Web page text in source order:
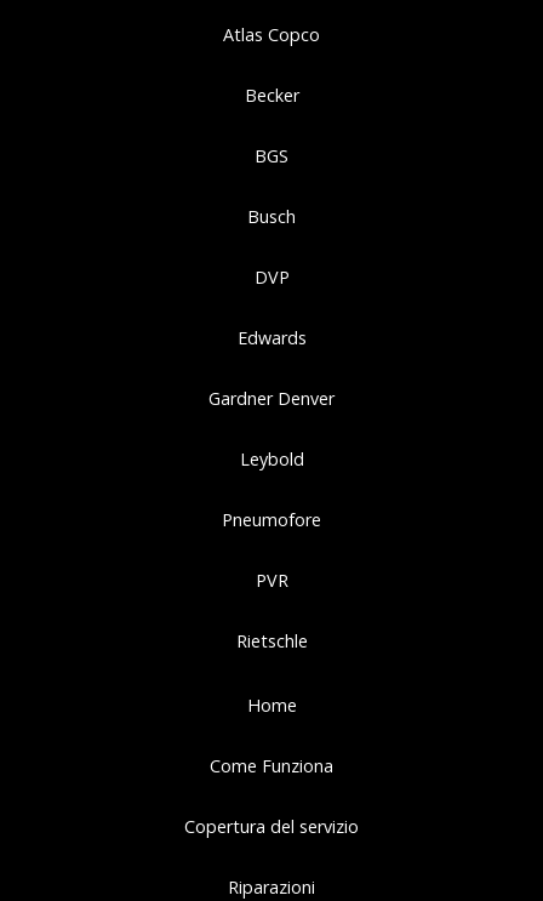
Atlas Copco
Becker
BGS
Busch
DVP
Edwards
Gardner Denver
Leybold
Pneumofore
PVR
Rietschle
Home
Come Funziona
Copertura del servizio
Riparazioni